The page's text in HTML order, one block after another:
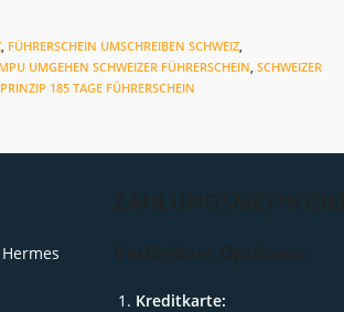
, FÜHRERSCHEIN UMSCHREIBEN SCHWEIZ,
MPU UMGEHEN SCHWEIZER FÜHRERSCHEIN, SCHWEIZER
185 TAGE FÜHRERSCHEIN
Kreditkarte: